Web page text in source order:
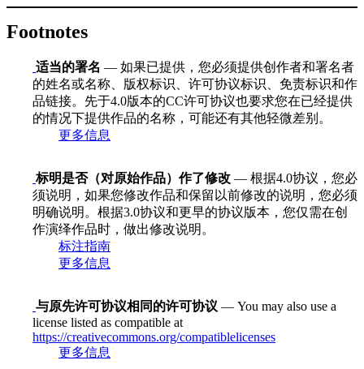
Footnotes
适当的署名 — 如果已提供，您必须提供创作者和署名者
的姓名或名称、版权标识、许可协议标识、免责标识和作
品链接。先于4.0版本的CC许可协议也要求您在已经提供
的情况下提供作品的名称，可能还有其他轻微差别。
更多信息
标明是否（对原始作品）作了修改 — 根据4.0协议，您必
须说明，如果您修改作品和保留以前修改的说明，您必须
明确说明。根据3.0协议和更早的协议版本，您仅需在创
作演绎作品时，做出修改说明。
标注指南
更多信息
与原先许可协议相同的许可协议 — You may also use a
license listed as compatible at
https://creativecommons.org/compatiblelicenses
更多信息